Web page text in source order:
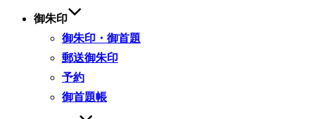
御朱印
御朱印・御首題
郵送御朱印
予約
御首題帳